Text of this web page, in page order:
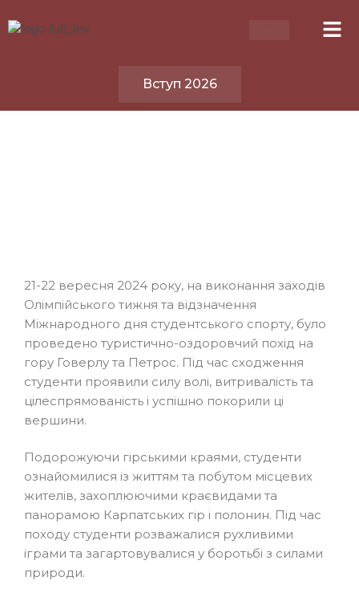
Вступ 2026
21-22 вересня 2024 року, на виконання заходів
Олімпійського тижня та відзначення
Міжнародного дня студентського спорту, було
проведено туристично-оздоровчий похід на
гору Говерлу та Петрос. Під час сходження
студенти проявили силу волі, витривалість та
цілеспрямованість і успішно покорили ці
вершини.
Подорожуючи гірськими краями, студенти
ознайомилися із життям та побутом місцевих
жителів, захоплюючими краєвидами та
панорамою Карпатських гір і полонин. Під час
походу студенти розважалися рухливими
іграми та загартовувалися у боротьбі з силами
природи.